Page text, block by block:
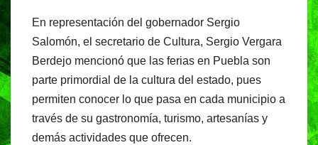
En representación del gobernador Sergio
Salomón, el secretario de Cultura, Sergio Vergara
Berdejo mencionó que las ferias en Puebla son
parte primordial de la cultura del estado, pues
permiten conocer lo que pasa en cada municipio a
través de su gastronomía, turismo, artesanías y
demás actividades que ofrecen.